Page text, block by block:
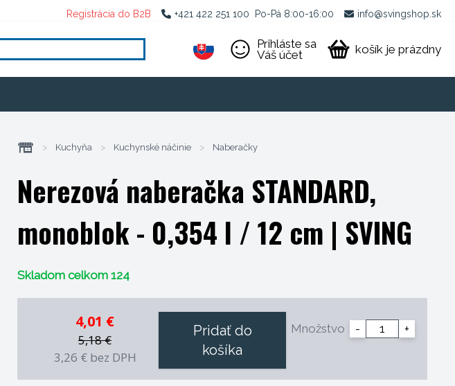
Registrácia do B2B +421 422 251 100 Po-Pá 8:00-16:00 info@svingshop.sk
Prihláste sa
Váš účet
košík je prázdny
> Kuchyňa > Kuchynské náčinie > Naberačky
Nerezová naberačka STANDARD,
monoblok - 0,354 l / 12 cm | SVING
Skladom celkom 124
4,01 €
5,18 €
3,26 € bez DPH
Množstvo - +
Pridať do
košíka